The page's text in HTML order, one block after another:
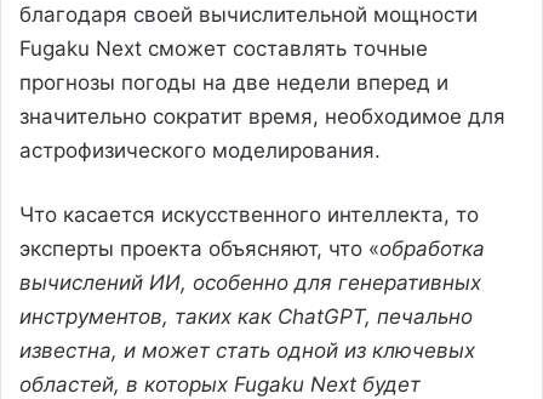
благодаря своей вычислительной мощности
Fugaku Next сможет составлять точные
прогнозы погоды на две недели вперед и
значительно сократит время, необходимое для
астрофизического моделирования.
Что касается искусственного интеллекта, то
эксперты проекта объясняют, что «обработка
вычислений ИИ, особенно для генеративных
инструментов, таких как ChatGPT, печально
известна, и может стать одной из ключевых
областей, в которых Fugaku Next будет